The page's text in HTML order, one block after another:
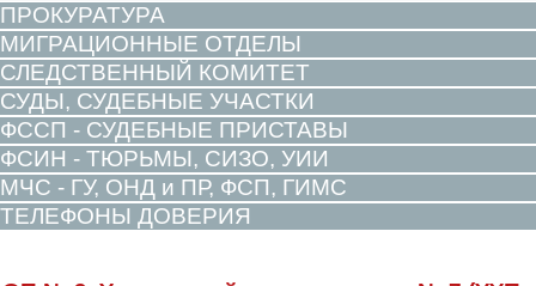
ПРОКУРАТУРА
МИГРАЦИОННЫЕ ОТДЕЛЫ
СЛЕДСТВЕННЫЙ КОМИТЕТ
СУДЫ, СУДЕБНЫЕ УЧАСТКИ
ФССП - СУДЕБНЫЕ ПРИСТАВЫ
ФСИН - ТЮРЬМЫ, СИЗО, УИИ
МЧС - ГУ, ОНД и ПР, ФСП, ГИМС
ТЕЛЕФОНЫ ДОВЕРИЯ